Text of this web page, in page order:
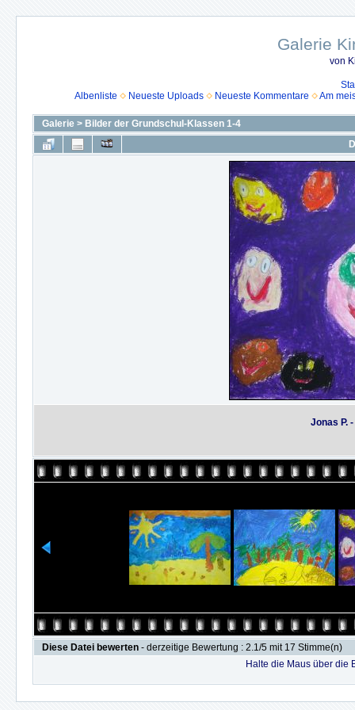
Galerie
von
Albenliste
Neueste Uploads Neueste Kommentare Am
Galerie > Bilder der Grundschul-Klassen 1-4
Jonas P.
Diese Datei bewerten - derzeitige Bewertung : 2.1/5 mit 17 Stimme(n)
Halte die Maus über die